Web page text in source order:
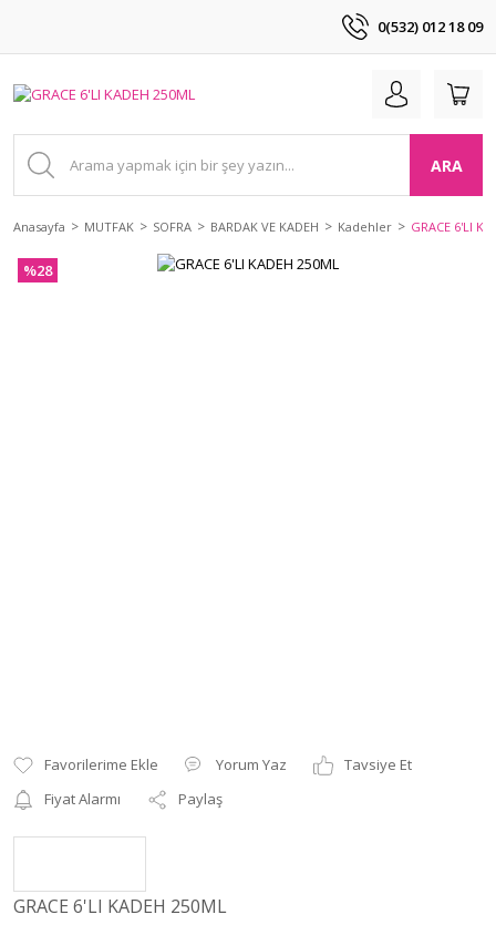
0(532) 012 18 09
ARA
Anasayfa MUTFAK SOFRA BARDAK VE KADEH Kadehler GRACE 6'LI
%28
Yorum Yaz
Tavsiye Et
Fiyat Alarmı
Paylaş
GRACE 6'LI KADEH 250ML